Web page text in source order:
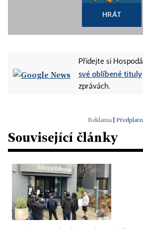
HRÁT
Přidejte si
své oblíbené tituly
zprávách.
Související články